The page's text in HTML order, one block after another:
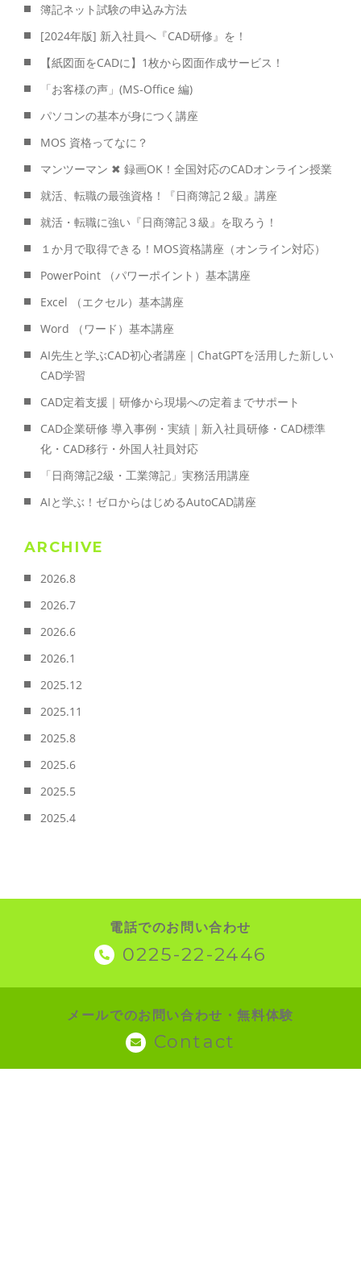
簿記ネット試験の申込み方法
[2024年版] 新入社員へ『CAD研修』を！
【紙図面をCADに】1枚から図面作成サービス！
「お客様の声」(MS-Office 編)
パソコンの基本が身につく講座
MOS 資格ってなに？
マンツーマン ✖ 録画OK！全国対応のCADオンライン授業
就活、転職の最強資格！『日商簿記２級』講座
就活・転職に強い『日商簿記３級』を取ろう！
１か月で取得できる！MOS資格講座（オンライン対応）
PowerPoint （パワーポイント）基本講座
Excel （エクセル）基本講座
Word （ワード）基本講座
AI先生と学ぶCAD初心者講座｜ChatGPTを活用した新しい
CAD学習
CAD定着支援｜研修から現場への定着までサポート
CAD企業研修 導入事例・実績｜新入社員研修・CAD標準
化・CAD移行・外国人社員対応
「日商簿記2級・工業簿記」実務活用講座
AIと学ぶ！ゼロからはじめるAutoCAD講座
ARCHIVE
2026.8
2026.7
2026.6
2026.1
2025.12
2025.11
2025.8
2025.6
2025.5
2025.4
電話でのお問い合わせ
0225-22-2446
メールでのお問い合わせ・無料体験
Contact